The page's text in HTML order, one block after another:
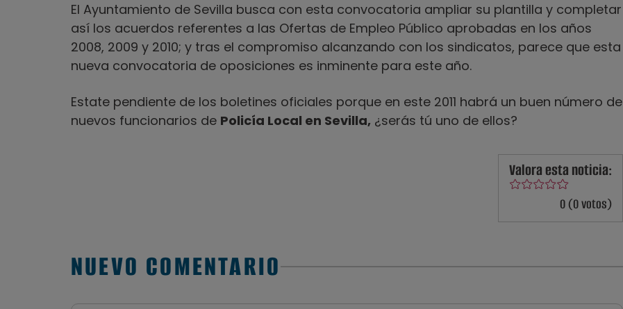
El Ayuntamiento de Sevilla busca con esta convocatoria ampliar su plantilla y completar
así los acuerdos referentes a las Ofertas de Empleo Público aprobadas en los años
2008, 2009 y 2010; y tras el compromiso alcanzando con los sindicatos, parece que esta
nueva convocatoria de oposiciones es inminente para este año.
Estate pendiente de los boletines oficiales porque en este 2011 habrá un buen número de
nuevos funcionarios de Policía Local en Sevilla, ¿serás tú uno de ellos?
Valora esta noticia:
0 (0 votos)
NUEVO COMENTARIO